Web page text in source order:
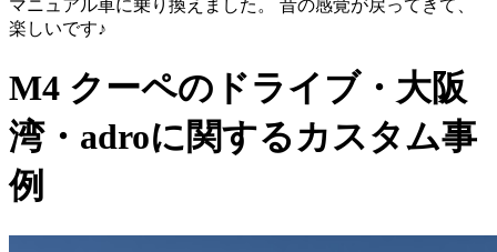
マニュアル車に乗り換えました。 昔の感覚が戻ってきて、
楽しいです♪
M4 クーペのドライブ・大阪
湾・adroに関するカスタム事
例